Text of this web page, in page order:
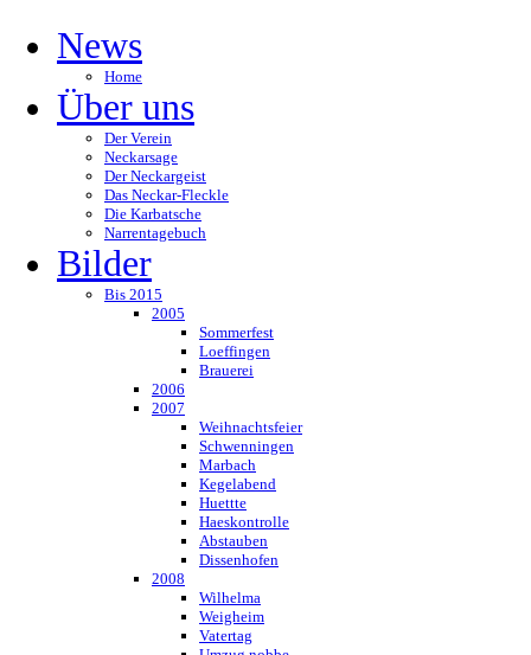
News
Home
Über uns
Der Verein
Neckarsage
Der Neckargeist
Das Neckar-Fleckle
Die Karbatsche
Narrentagebuch
Bilder
Bis 2015
2005
Sommerfest
Loeffingen
Brauerei
2006
2007
Weihnachtsfeier
Schwenningen
Marbach
Kegelabend
Huettte
Haeskontrolle
Abstauben
Dissenhofen
2008
Wilhelma
Weigheim
Vatertag